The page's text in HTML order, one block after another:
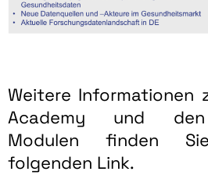
Weitere Informationen
Academy und den
Modulen finden
folgenden Link.